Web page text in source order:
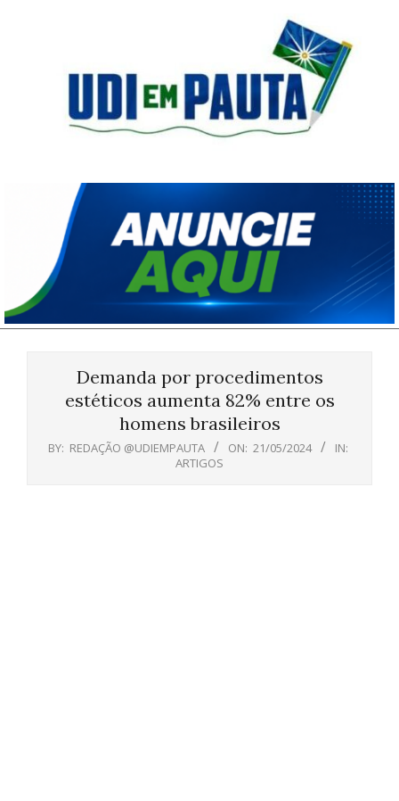
Pauta
Demanda por procedimentos
estéticos aumenta 82% entre os
homens brasileiros
BY: REDAÇÃO @UDIEMPAUTA ON: 21/05/2024
IN:
ARTIGOS